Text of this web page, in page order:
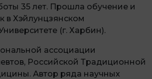
35 лет. Прошла обучение и
в Хэйлунцзянском
(г. Харбин).
ассоциации
Российской Традиционной
Автор ряда научных